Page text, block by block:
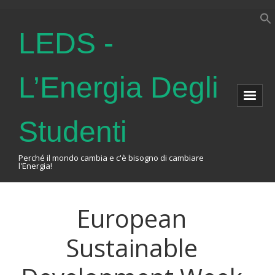
LEDS -
L’Energia Degli
Studenti
Perché il mondo cambia e c'è bisogno di cambiare
l'Energia!
The Association
European
Sustainable